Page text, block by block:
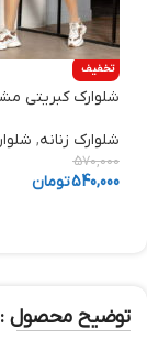
تخفیف
شلوارک کبریتی
شلوارک زنانه,
570,000
540,000تومان
توضیح محصول :